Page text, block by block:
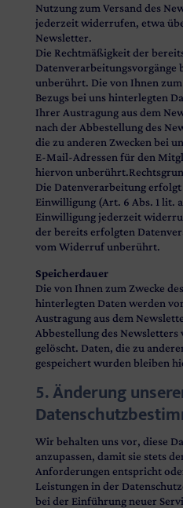
Nutzung zum Versand des
jederzeit widerrufen, etwa
Newsletter.
Die Rechtmäßigkeit der
unberührt. Die von Ihnen
Bezugs bei uns hinterlegten
Ihrer Austragung aus dem
nach der Abbestellung des
die zu anderen Zwecken bei
E-Mail-Adressen für den
hiervon
Die Datenverarbeitung
Einwilligung (Art. 6 Abs. 1 lit.
Einwilligung jederzeit
der bereits erfolgten
vom Widerruf unberührt.
Speicherdauer
Die von Ihnen zum Zwecke
hinterlegten Daten werden
Austragung aus dem
Abbestellung des Newsletters
gelöscht. Daten, die zu
gespeichert wurden bleiben
5. Änderung
Wir behalten uns vor, diese
anzupassen, damit sie stets
Anforderungen entspricht
Leistungen in der
bei der Einführung neuer